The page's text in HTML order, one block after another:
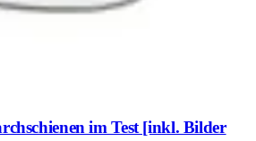
im Test [inkl. Bilder